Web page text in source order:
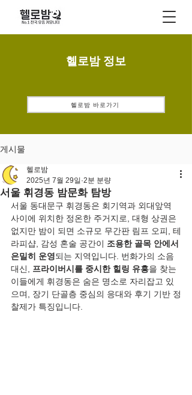
헬로밤 정보
헬로밤 바로가기
게시물
서울 휘경동 밤문화 탐방
헬로밤
2025년 7월 29일 2분 분량
서울 동대문구 휘경동은 회기역과 외대앞역
사이에 위치한 정온한 주거지로, 대형 상권은
없지만 밤이 되면 소규모 무간판 림프 오피, 테
라피샵, 감성 혼술 공간이 조용한 골목 안에서
은밀히 운영되는 지역입니다. 번화가의 소음
대신, 프라이버시를 중시한 힐링 유흥을 찾는
이들에게 휘경동은 숨은 명소로 자리잡고 있
으며, 장기 단골층 중심의 응대와 후기 기반 정
찰제가 특징입니다.